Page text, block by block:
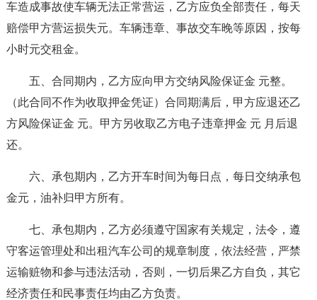
车造成事故使车辆无法正常营运，乙方应负全部责任，每天
赔偿甲方营运损失元。车辆违章、事故交车晚等原因，按每
小时元交租金。
五、合同期内，乙方应向甲方交纳风险保证金 元整。
（此合同不作为收取押金凭证）合同期满后，甲方应退还乙
方风险保证金 元。甲方另收取乙方电子违章押金 元 月后退
还。
六、承包期内，乙方开车时间为每日点，每日交纳承包
金元，油补归甲方所有。
七、承包期内，乙方必须遵守国家有关规定，法令，遵
守客运管理处和出租汽车公司的规章制度，依法经营，严禁
运输赃物和参与违法活动，否则，一切后果乙方自负，其它
经济责任和民事责任均由乙方负责。